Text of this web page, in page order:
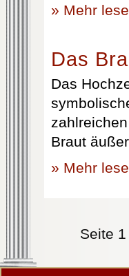
» Mehr
Das
Das
Braut
» Mehr
Seite